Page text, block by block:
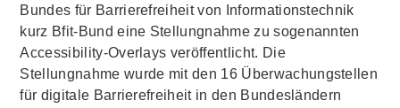
Bundes für Barrierefreiheit von Informationstechnik
kurz Bfit-Bund eine Stellungnahme zu sogenannten
Accessibility-Overlays veröffentlicht. Die
Stellungnahme wurde mit den 16 Überwachungstellen
für digitale Barrierefreiheit in den Bundesländern